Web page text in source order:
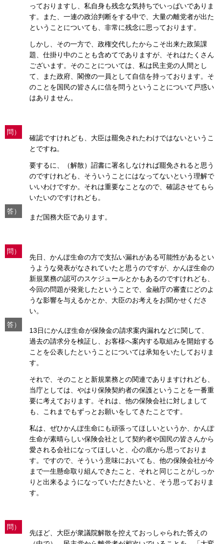
っておりますし、私自身も残念な気持ちでいっぱいでありま
す。また、一連の政治判断をする中で、大量の離党者が出た
ということについても、非常に残念に思っております。
しかし、その一方で、政権交代したからこそ出来た政策課
題、仕掛り中のことも含めてでありますが、それはたくさん
ございます。そのことについては、私は民主党の人間とし
て、また政府、閣僚の一員として自信を持っております。そ
のことを国民の皆さんに信を問うということについて戸惑い
はありません。
問）
確認ですけれども、大臣は罷免されたわけではないというこ
とですね。
要するに、（解散）詔書に署名しなければ罷免されると思う
のですけれども、そういうことにはなってないという理解で
いいわけですか。それは重要なことなので、確認させてもら
いたいのですけれども。
答）
まだ国務大臣であります。
問）
先日、かんぽ生命の方で支払い漏れがある可能性があるとい
うような発表がなされていたと思うのですが、かんぽ生命の
新規業務の認可のスケジュールとかもあるのですけれども、
今回の問題が発覚したということで、金融庁の審査にどのよ
うな影響を与えるかとか、大臣のお考えをお聞かせくださ
い。
答）
13日にかんぽ生命が保険金の請求案内漏れなどに関して、
過去の請求分を検証し、お客様へ案内する取組みを開始する
ことを公表したということについては承知をいたしておりま
す。
それで、そのことと新規業務との関連でありますけれども、
当庁としては、やはり保険契約者の保護ということを一番重
要に考えております。それは、他の保険会社に対しまして
も、これまでもずっとお願いをしてきたことです。
私は、ぜひかんぽ生命にも頑張ってほしいというか、かんぽ
生命が素晴らしい保険会社として契約者や国民の皆さんから
愛される会社になってほしいと、心の底から思っておりま
す。ですので、そういう意味においても、他の保険会社が今
まで一生懸命取り組んできたこと、それと同じことがしっか
りと出来るようになっていただきたいと、そう思っておりま
す。
問）
先ほど、大臣が衆議院解散を控えておっしゃられた答えの